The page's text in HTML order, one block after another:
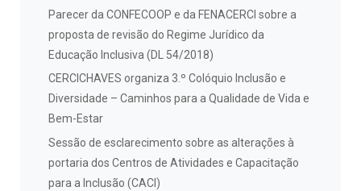
Parecer da CONFECOOP e da FENACERCI sobre a
proposta de revisão do Regime Jurídico da
Educação Inclusiva (DL 54/2018)
CERCICHAVES organiza 3.º Colóquio Inclusão e
Diversidade – Caminhos para a Qualidade de Vida e
Bem-Estar
Sessão de esclarecimento sobre as alterações à
portaria dos Centros de Atividades e Capacitação
para a Inclusão (CACI)